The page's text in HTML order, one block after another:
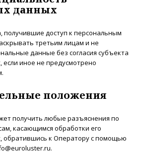
данных
получившие доступ к персональным
третьим лицам и не
данные без согласия субъекта
иное не предусмотрено
положения
получить любые разъяснения по
касающимся обработки его
обратившись к Оператору с помощью